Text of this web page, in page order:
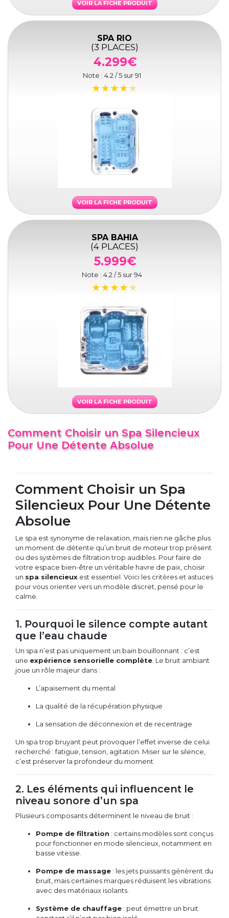
VOIR LA FICHE PRODUIT
SPA RIO
(3 PLACES)
4.299€
Note : 4.2 / 5 sur91
VOIR LA FICHE PRODUIT
SPA BAHIA
(4 PLACES)
5.999€
Note : 4.2 / 5 sur94
VOIR LA FICHE PRODUIT
Comment Choisir un Spa Silencieux
Pour Une Détente Absolue
Comment Choisir un Spa
Silencieux Pour Une Détente
Absolue
Le spa est synonyme de relaxation, mais rien ne gâche plus
un moment de détente qu’un bruit de moteur trop présent
ou des systèmes de filtration trop audibles. Pour faire de
votre espace bien-être un véritable havre de paix, choisir
un spa silencieux est essentiel. Voici les critères et astuces
pour vous orienter vers un modèle discret, pensé pour le
calme.
1. Pourquoi le silence compte autant
que l’eau chaude
Un spa n’est pas uniquement un bain bouillonnant : c’est
une expérience sensorielle complète . Le bruit ambiant
joue un rôle majeur dans :
L’apaisement du mental
La qualité de la récupération physique
La sensation de déconnexion et de recentrage
Un spa trop bruyant peut provoquer l’effet inverse de celui
recherché : fatigue, tension, agitation. Miser sur le silence,
c’est préserver la profondeur du moment.
2. Les éléments qui influencent le
niveau sonore d’un spa
Plusieurs composants déterminent le niveau de bruit :
Pompe de filtration : certains modèles sont conçus
pour fonctionner en mode silencieux, notamment en
basse vitesse.
Pompe de massage : les jets puissants génèrent du
bruit, mais certaines marques réduisent les vibrations
avec des matériaux isolants.
Système de chauffage : peut émettre un bruit